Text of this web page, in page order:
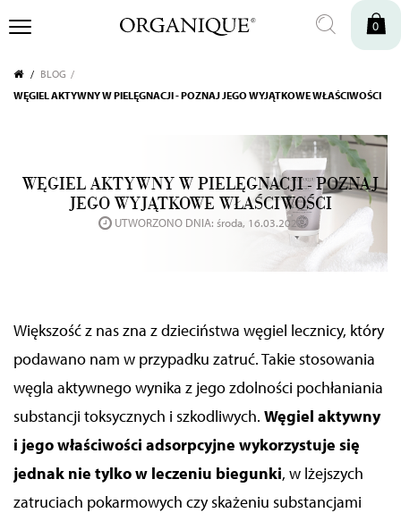
0
BLOG
WĘGIEL AKTYWNY W PIELĘGNACJI - POZNAJ JEGO WYJĄTKOWE WŁAŚCIWOŚCI
WĘGIEL AKTYWNY W PIELĘGNACJI - POZNAJ
JEGO WYJĄTKOWE WŁAŚCIWOŚCI
UTWORZONO DNIA: środa, 16.03.2022
Większość z nas zna z dzieciństwa węgiel lecznicy, który
podawano nam w przypadku zatruć. Takie stosowania
węgla aktywnego wynika z jego zdolności pochłaniania
substancji toksycznych i szkodliwych. Węgiel aktywny
i jego właściwości adsorpcyjne wykorzystuje się
jednak nie tylko w leczeniu biegunki, w lżejszych
zatruciach pokarmowych czy skażeniu substancjami